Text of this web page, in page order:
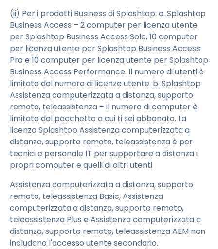
(ii) Per i prodotti Business di Splashtop: a. Splashtop
Business Access – 2 computer per licenza utente
per Splashtop Business Access Solo, 10 computer
per licenza utente per Splashtop Business Access
Pro e 10 computer per licenza utente per Splashtop
Business Access Performance. Il numero di utenti è
limitato dal numero di licenze utente. b. Splashtop
Assistenza computerizzata a distanza, supporto
remoto, teleassistenza – il numero di computer è
limitato dal pacchetto a cui ti sei abbonato. La
licenza Splashtop Assistenza computerizzata a
distanza, supporto remoto, teleassistenza è per
tecnici e personale IT per supportare a distanza i
propri computer e quelli di altri utenti.
Assistenza computerizzata a distanza, supporto
remoto, teleassistenza Basic, Assistenza
computerizzata a distanza, supporto remoto,
teleassistenza Plus e Assistenza computerizzata a
distanza, supporto remoto, teleassistenza AEM non
includono l'accesso utente secondario.